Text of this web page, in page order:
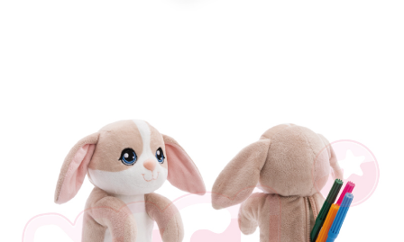
てAFTEEにご提供いただく、またはAFTEEにあなたの個人情報の収集、処
理、利用を許可することににご同意いただけない場合は、当サービスを選
択しないでください。